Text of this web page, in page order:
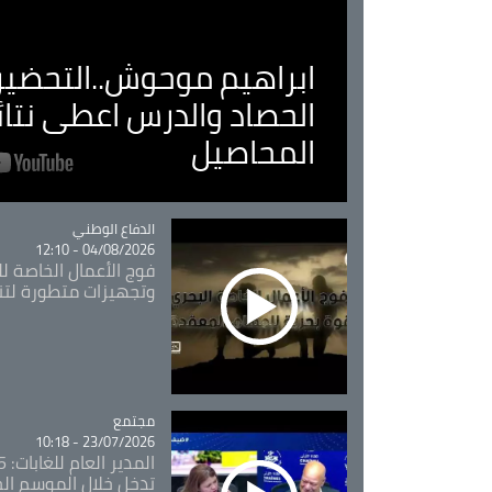
ابراهيم
الحصاد والدرس اعطى
المحاصيل
Catégorie
الدفاع الوطني
04/08/2026 - 12:10
فوج الأعمال الخاصة
وتجهيزات متطورة
Catégorie
مجتمع
23/07/2026 - 10:18
تدخل خلال الموسم